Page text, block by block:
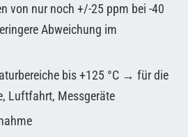
von nur noch +/-25 ppm bei -40
Abweichung im
bis +125 °C → für die
Luftfahrt, Messgeräte